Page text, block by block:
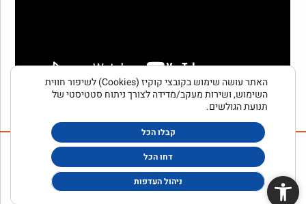
פתח סרגל נגישות
© כל הזכויות שמורות לאלום פז 2025 |
אלדד בוברוביץ' - עיצוב גרפי ובניית אתרים | תקנון האתר
| מדיניות פרטיות
האתר עושה שימוש בקובצי קוקיז (Cookies) לשיפור חווית
השימוש, ושירות מעקב/מדידה לצורך ניתוח סטטיסטי של
תנועת הגולשים.
קבלו הכל
דחו הכל
ניהול העדפות